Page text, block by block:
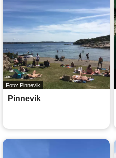
Foto: Pinnevik
Pinnevik